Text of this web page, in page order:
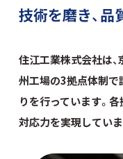
技術を磨き、品
住江工業株式会社は、
州工場の3拠点体制で
りを行っています。 各
対応力を実現していま